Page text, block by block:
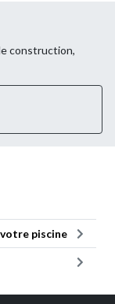
construction,
piscine